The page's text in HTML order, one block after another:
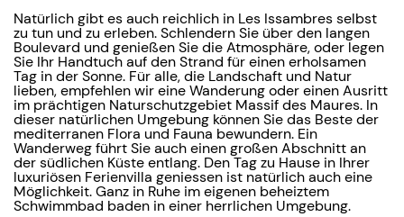
Natürlich gibt es auch reichlich in Les Issambres selbst
zu tun und zu erleben. Schlendern Sie über den langen
Boulevard und genießen Sie die Atmosphäre, oder legen
Sie Ihr Handtuch auf den Strand für einen erholsamen
Tag in der Sonne. Für alle, die Landschaft und Natur
lieben, empfehlen wir eine Wanderung oder einen Ausritt
im prächtigen Naturschutzgebiet Massif des Maures. In
dieser natürlichen Umgebung können Sie das Beste der
mediterranen Flora und Fauna bewundern. Ein
Wanderweg führt Sie auch einen großen Abschnitt an
der südlichen Küste entlang. Den Tag zu Hause in Ihrer
luxuriösen Ferienvilla geniessen ist natürlich auch eine
Möglichkeit. Ganz in Ruhe im eigenen beheiztem
Schwimmbad baden in einer herrlichen Umgebung.